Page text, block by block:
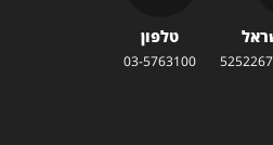
טלפון
03-5763100